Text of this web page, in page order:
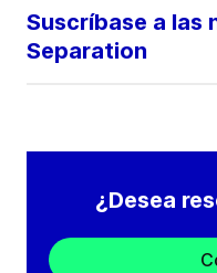
Suscríbase a las
Separation
¿Desea